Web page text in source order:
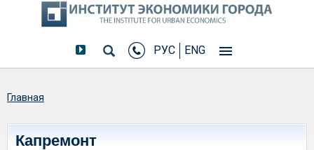
РУС ENG
Вы здесь
Главная
Капремонт